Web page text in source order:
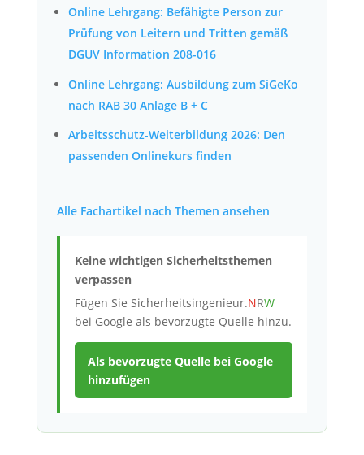
Online Lehrgang: Befähigte Person zur
Prüfung von Leitern und Tritten gemäß
DGUV Information 208-016
Online Lehrgang: Ausbildung zum SiGeKo
nach RAB 30 Anlage B + C
Arbeitsschutz-Weiterbildung 2026: Den
passenden Onlinekurs finden
Alle Fachartikel nach Themen ansehen
Keine wichtigen Sicherheitsthemen
verpassen
Fügen SieSicherheitsingenieur.NRW
bei Google als bevorzugte Quelle hinzu.
Als bevorzugte Quelle bei Google
hinzufügen